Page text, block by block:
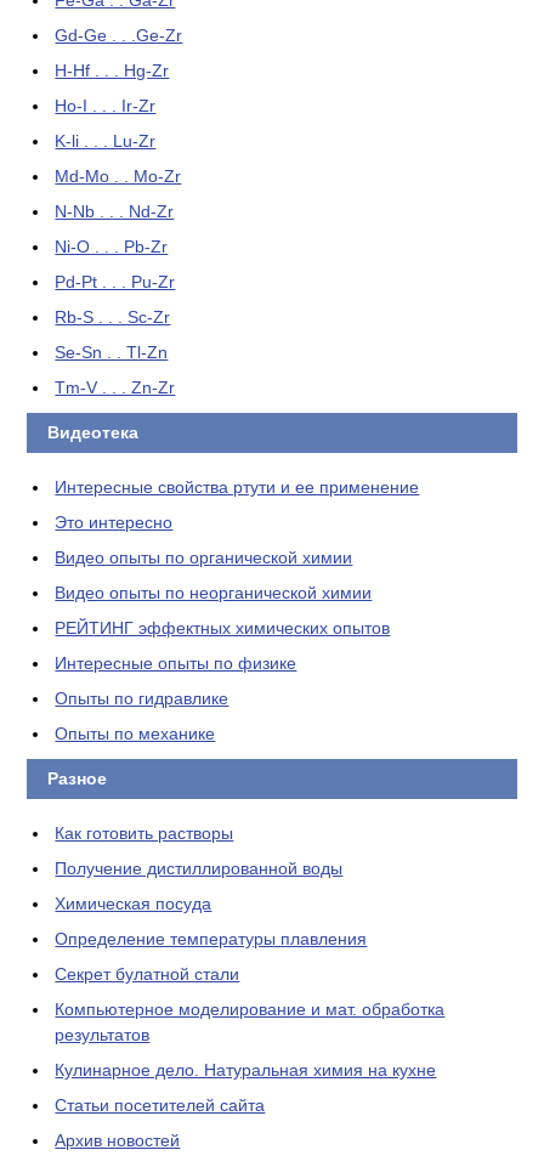
Gd-Ge . . .Ge-Zr
H-Hf . . . Hg-Zr
Ho-I . . . Ir-Zr
K-li . . . Lu-Zr
Md-Mo . . Mo-Zr
N-Nb . . . Nd-Zr
Ni-O . . . Pb-Zr
Pd-Pt . . . Pu-Zr
Rb-S . . . Sc-Zr
Se-Sn . . Tl-Zn
Tm-V . . . Zn-Zr
Видеотека
Интересные свойства ртути и ее применение
Это интересно
Видео опыты по органической химии
Видео опыты по неорганической химии
РЕЙТИНГ эффектных химических опытов
Интересные опыты по физике
Опыты по гидравлике
Опыты по механике
Разное
Как готовить растворы
Получение дистиллированной воды
Химическая посуда
Определение температуры плавления
Секрет булатной стали
Компьютерное моделирование и мат. обработка
результатов
Кулинарное дело. Натуральная химия на кухне
Статьи посетителей сайта
Архив новостей